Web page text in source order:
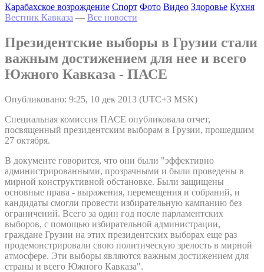
Карабахское возрождение Спорт Фото Видео Здоровье Кухня
Вестник Кавказа — Все новости
Президентские выборы в Грузии стали
важным достижением для нее и всего
Южного Кавказа - ПАСЕ
Опубликовано: 9:25, 10 дек 2013 (UTC+3 MSK)
Специальная комиссия ПАСЕ опубликовала отчет,
посвященный президентским выборам в Грузии, прошедшим
27 октября.
В документе говорится, что они были "эффективно
администрированными, прозрачными и были проведены в
мирной конструктивной обстановке. Были защищены
основные права - выражения, перемещения и собраний, и
кандидаты смогли провести избирательную кампанию без
ограничений. Всего за один год после парламентских
выборов, с помощью избирательной администрации,
граждане Грузии на этих президентских выборах еще раз
продемонстрировали свою политическую зрелость в мирной
атмосфере. Эти выборы являются важным достижением для
страны и всего Южного Кавказа".